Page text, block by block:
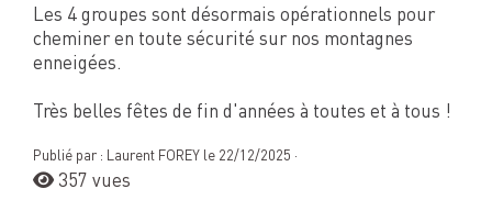
Les 4 groupes sont désormais opérationnels pour
cheminer en toute sécurité sur nos montagnes
enneigées.
Très belles fêtes de fin d'années à toutes et à tous !
Publié par : Laurent FOREY le 22/12/2025 ·
357 vues